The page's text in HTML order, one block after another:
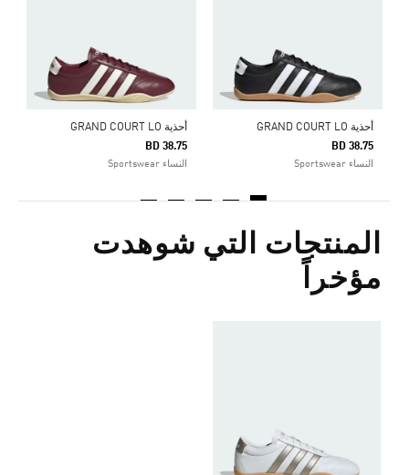
أحذية GRAND COURT LO
BD 38.75
النساء Sportswear
أحذية GRAND COURT LO
BD 38.75
النساء Sportswear
المنتجات التي شوهدت
مؤخراً